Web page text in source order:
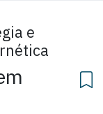
e